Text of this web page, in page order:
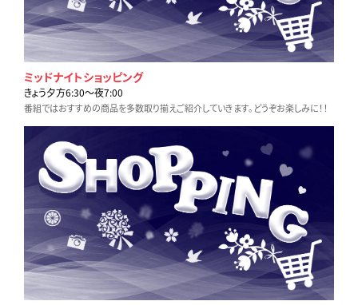
ミッドナイトショッピング
きょう夕方6:30〜夜7:00
番組ではおすすめの商品を多数取り揃えご紹介していきます。どうぞお楽しみに！！